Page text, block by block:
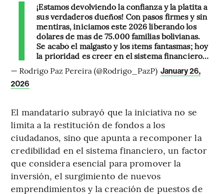
¡Estamos devolviendo la confianza y la platita a
sus verdaderos dueños! Con pasos firmes y sin
mentiras, iniciamos este 2026 liberando los
dólares de más de 75.000 familias bolivianas.
Se acabó el malgasto y los ítems fantasmas; hoy
la prioridad es creer en el sistema financiero…
— Rodrigo Paz Pereira (@Rodrigo_PazP) January 26,
2026
El mandatario subrayó que la iniciativa no se
limita a la restitución de fondos a los
ciudadanos, sino que apunta a recomponer la
credibilidad en el sistema financiero, un factor
que considera esencial para promover la
inversión, el surgimiento de nuevos
emprendimientos y la creación de puestos de